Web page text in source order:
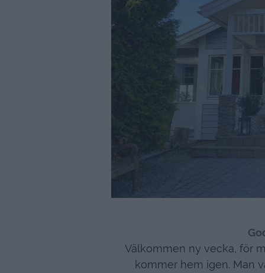
Välkommen ny vecka, för
kommer hem igen. Man